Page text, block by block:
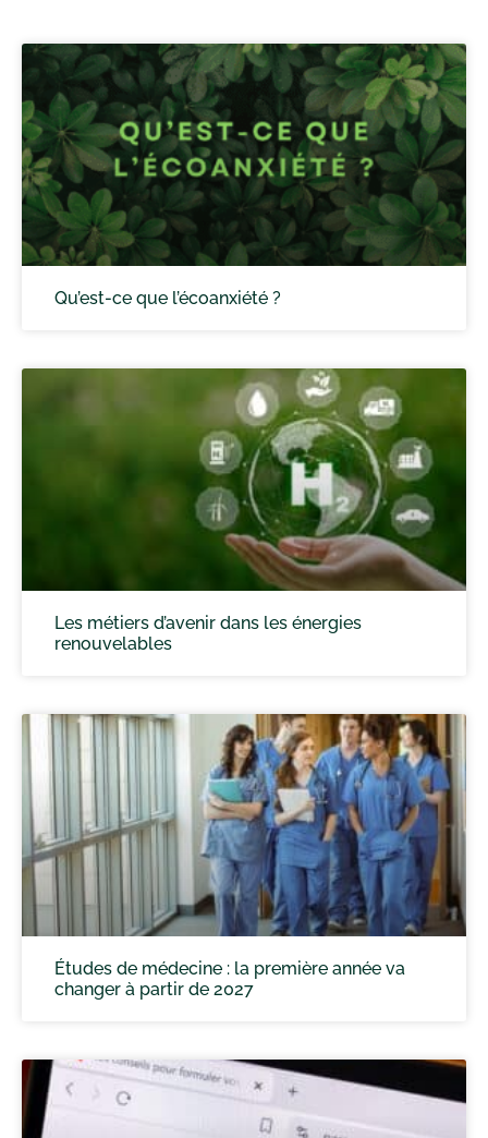
Qu’est-ce que l’écoanxiété ?
Les métiers d’avenir dans les énergies
renouvelables
Études de médecine : la première année va
changer à partir de 2027